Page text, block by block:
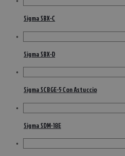
Sigma SBX-C
Sigma SBX-D
Sigma SCBGE-5 Con Astuccio
Sigma SDM-18E